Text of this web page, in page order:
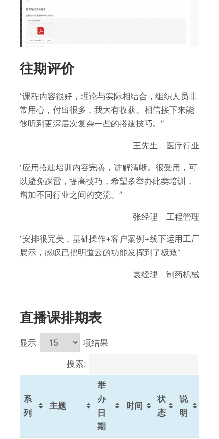
往期评价
“课程内容很好，理论与实际相结合，组织人员非
常用心，付出很多，我大有收获。相信接下来能
够听到更深层次复杂一些的搭建技巧。”
王先生｜医疗行业
“应用搭建培训内容完善，讲解清晰。很受用，可
以避免踩雷，提高技巧，希望多举办此类培训，
增加不同行业之间的交流。”
张经理｜工程管理
“安排很完美，基础操作+客户案例+线下运用工厂
展示，感叹已把明道云的功能发挥到了极致“
袁经理｜制药机械
直播课排期表
显示 项结果
搜索:
系
列
主题
举
办
日
期
时间
状
态
说
明